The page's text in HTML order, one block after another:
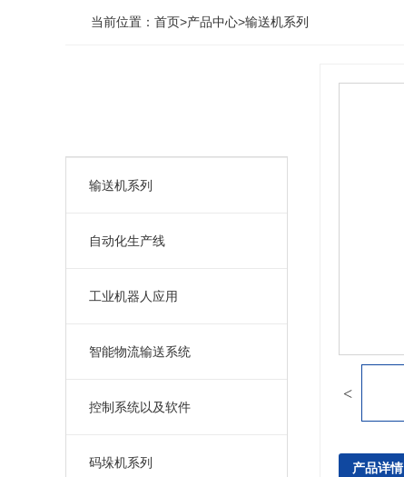
当前位置： 首页>产品中心>输送机系列
输送机系列
自动化生产线
工业机器人应用
智能物流输送系统
控制系统以及软件
码垛机系列 产品详情